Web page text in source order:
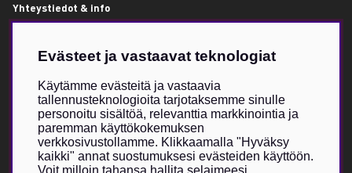
Yhteystiedot & info
Kokotaulukko
Villkor & info
Vildmarken Brand Storesta
Vildmarkenin itse kehittämä tuotevalikoima on kasvanut viime
vuosien aikana, ja nyt Vildmarken Brand Store -visio toteutuu –
Evästeet ja vastaavat teknologiat
Käytämme evästeitä ja vastaavia
tallennusteknologioita tarjotaksemme sinulle
personoitu sisältöä, relevanttia markkinointia ja
paremman käyttökokemuksen
verkkosivustollamme. Klikkaamalla "Hyväksy
kaikki" annat suostumuksesi evästeiden käyttöön.
Voit milloin tahansa hallita selaimeesi